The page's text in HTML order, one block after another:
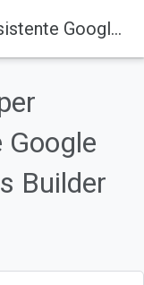
Crea azioni per l&#39;Assistente Google utilizzando Actions Builder (livello 2)
Builder